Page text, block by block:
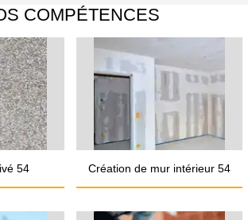
COMPÉTENCES
54 Création de mur intérieur 54